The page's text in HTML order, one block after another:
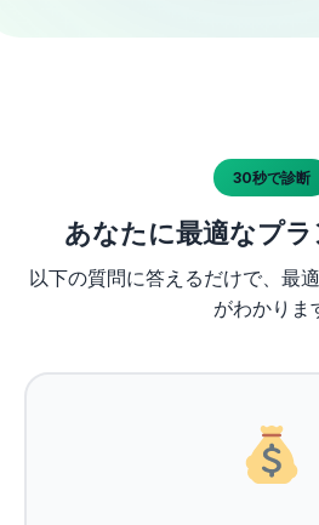
30秒で診断
あなたに最適なプ
以下の質問に答えるだけで、最
がわかりま